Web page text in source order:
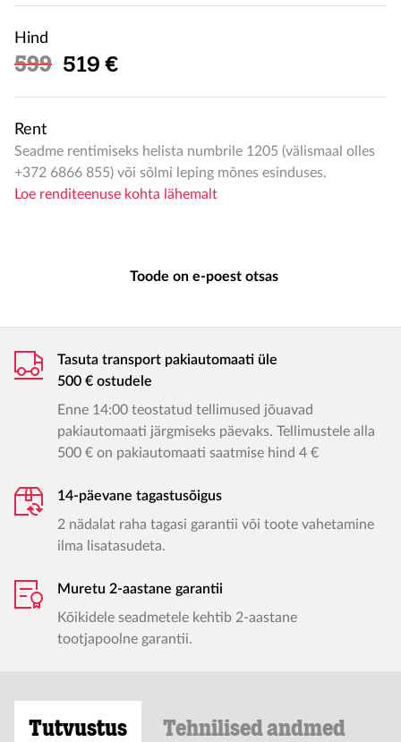
Hind
599 Soodushind
519 €
Rent
Seadme rentimiseks helista numbrile 1205 (välismaal olles
+372 6866 855) või sõlmi leping mõnes esinduses.
Loe renditeenuse kohta lähemalt
Toode on e-poest otsas
Tasuta transport pakiautomaati üle
500 € ostudele
Enne 14:00 teostatud tellimused jõuavad
pakiautomaati järgmiseks päevaks. Tellimustele alla
500 € on pakiautomaati saatmise hind 4 €
14-päevane tagastusõigus
2 nädalat raha tagasi garantii või toote vahetamine
ilma lisatasudeta.
Muretu 2-aastane garantii
Kõikidele seadmetele kehtib 2-aastane
tootjapoolne garantii.
Tutvustus Tehnilised andmed